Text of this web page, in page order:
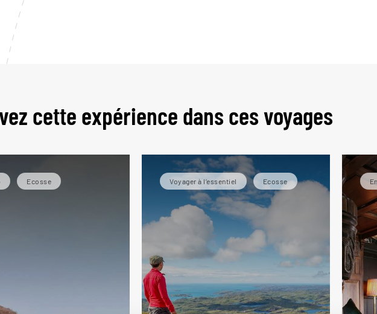
cette expérience dans ces voyages
Ecosse Voyager à l’essentiel Ecosse